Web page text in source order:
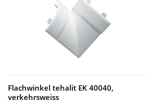
Flachwinkel tehalit EK 40040,
verkehrsweiss